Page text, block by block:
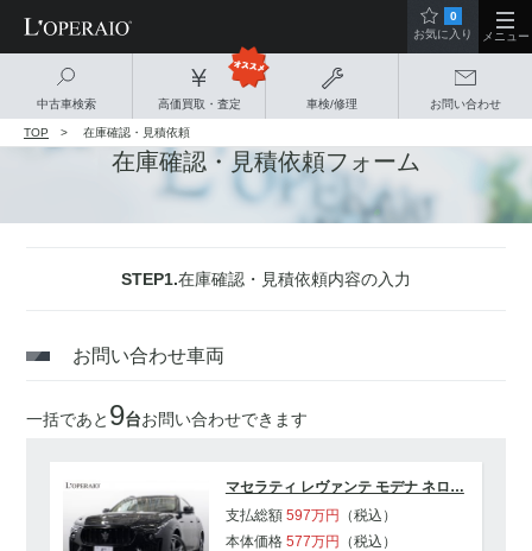
中古車検索 高価買取・査定 車検/修理 お問い合わせ
0
お気に入り
メニュー
TOP 在庫確認・見積依頼
在庫確認・見積依頼フォーム
STEP1.在庫確認・見積依頼内容の入力
お問い合わせ車両
一括であと 9台お問い合わせできます
マセラティ レヴァンテ モデナ ネロ…
支払総額 597万円
（税込）
本体価格 577万円 （税込）